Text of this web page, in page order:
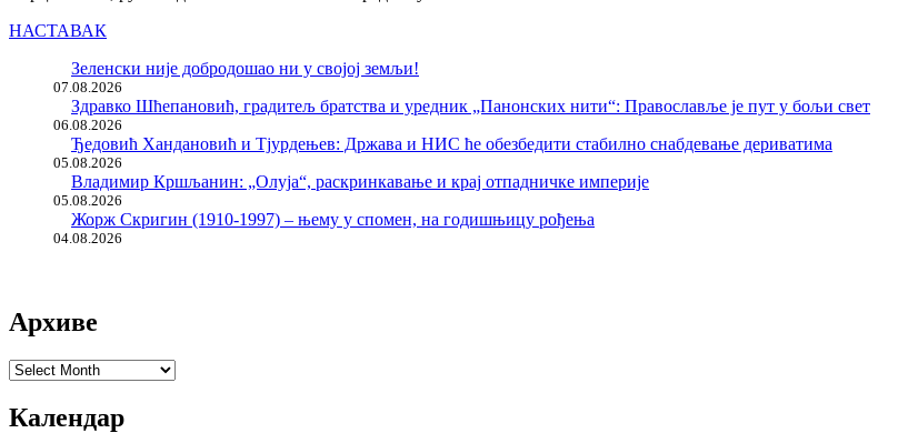
НАСТАВАК
Зеленски није добродошао ни у својој земљи!
07.08.2026
Здравко Шћепановић, градитељ братства и уредник „Панонских нити“: Православље је пут у бољи свет
06.08.2026
Ђедовић Хандановић и Тјурдењев: Држава и НИС ће обезбедити стабилно снабдевање дериватима
05.08.2026
Владимир Кршљанин: „Олуја“, раскринкавање и крај отпадничке империје
05.08.2026
Жорж Скригин (1910-1997) – њему у спомен, на годишњицу рођења
04.08.2026
Архиве
Архиве
Календар